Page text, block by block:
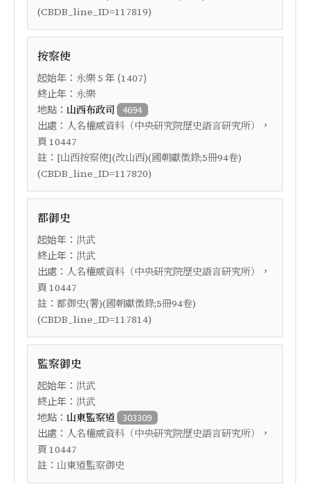
(CBDB_line_ID=117819)
按察使
起始年： 永樂 5 年 (1407)
終止年： 永樂
地點： 山西布政司 4694
出處： 人名權威資料（中央研究院歷史語言研究所）
，
頁 10447
註： [山西按察使](改山西)(國朝獻徵錄;5冊94卷)
(CBDB_line_ID=117820)
都御史
起始年： 洪武
終止年： 洪武
出處： 人名權威資料（中央研究院歷史語言研究所）
，
頁 10447
註： 都御史(署)(國朝獻徵錄;5冊94卷)
(CBDB_line_ID=117814)
監察御史
起始年： 洪武
終止年： 洪武
地點： 山東監察道 303309
出處： 人名權威資料（中央研究院歷史語言研究所）
，
頁 10447
註： 山東道監察御史